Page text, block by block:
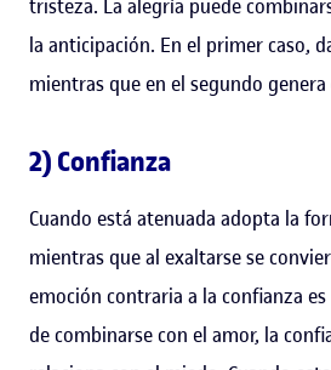
tristeza. La alegría puede
la anticipación. En el primer caso,
mientras que en el segundo genera
2) Confianza
Cuando está atenuada adopta la
mientras que al exaltarse se
emoción contraria a la confianza
de combinarse con el amor, la